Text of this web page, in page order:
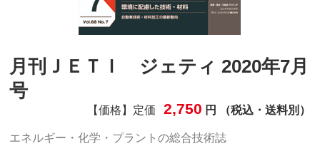
月刊ＪＥＴＩ ジェティ 2020年7月
号
【価格】定価 2,750 円 （税込・送料別）
エネルギー・化学・プラントの総合技術誌